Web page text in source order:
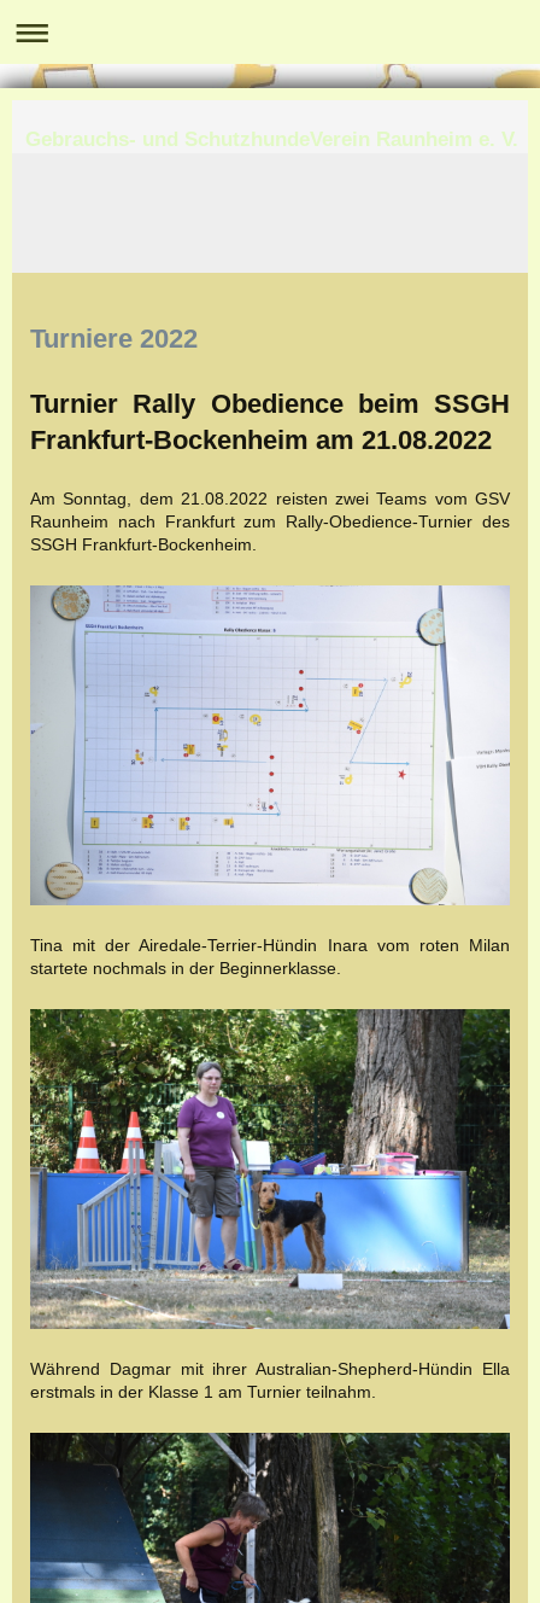
Gebrauchs- und SchutzhundeVerein Raunheim e. V.
Turniere 2022
Turnier Rally Obedience beim SSGH
Frankfurt-Bockenheim am 21.08.2022
Am Sonntag, dem 21.08.2022 reisten zwei Teams vom GSV
Raunheim nach Frankfurt zum Rally-Obedience-Turnier des
SSGH Frankfurt-Bockenheim.
Tina mit der Airedale-Terrier-Hündin Inara vom roten Milan
startete nochmals in der Beginnerklasse.
Während Dagmar mit ihrer Australian-Shepherd-Hündin Ella
erstmals in der Klasse 1 am Turnier teilnahm.